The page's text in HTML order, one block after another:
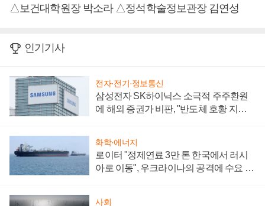
△보건대학원장 박소라 △정석학술정보관장 김연성
인기기사
전자·전기·정보통신
삼성전자 SK하이닉스 소극적 주주환원
에 해외 증권가 비판, "반도체 호황 지속
화학·에너지
로이터 "정제연료 3만 톤 한국에서 러시
아로 이동", 우크라이나의 공격에 수요 늘
사회